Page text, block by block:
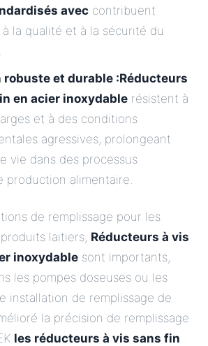
avec contribuent
la qualité et à la sécurité du
robuste et durable :Réducteurs
en acier inoxydable résistent à
et à des conditions
agressives, prolongeant
vie dans des processus
production alimentaire.
de remplissage pour les
laitiers, Réducteurs à vis
inoxydable sont importants,
les pompes doseuses ou les
installation de remplissage de
la précision de remplissage
les réducteurs à vis sans fin